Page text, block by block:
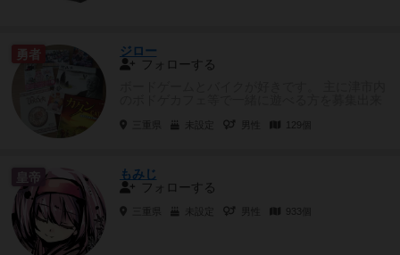
勇者
ジロー
フォローする
未設定
皇帝
もみじ
フォローする
未設定 933個